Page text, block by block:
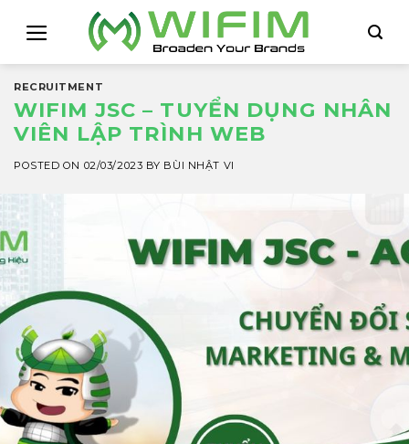
content
RECRUITMENT
WIFIM JSC – TUYỂN DỤNG NHÂN
VIÊN LẬP TRÌNH WEB
POSTED ON 02/03/2023 BY BÙI NHẬT VI